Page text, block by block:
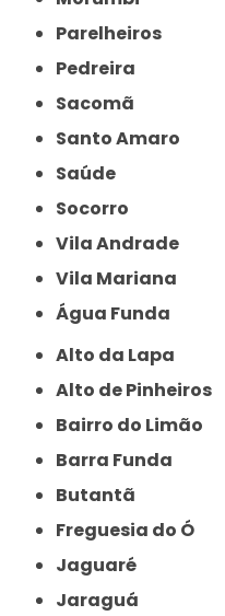
Parelheiros
Pedreira
Sacomã
Santo Amaro
Saúde
Socorro
Vila Andrade
Vila Mariana
Água Funda
Alto da Lapa
Alto de Pinheiros
Bairro do Limão
Barra Funda
Butantã
Freguesia do Ó
Jaguaré
Jaraguá